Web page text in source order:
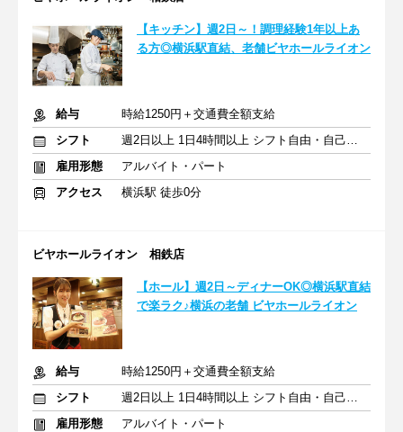
【キッチン】週2日～！調理経験1年以上あ
る方◎横浜駅直結、老舗ビヤホールライオン
給与
時給1250円＋交通費全額支給
シフト
週2日以上 1日4時間以上 シフト自由・自己申告
雇用形態
アルバイト・パート
アクセス
横浜駅 徒歩0分
ビヤホールライオン 相鉄店
【ホール】週2日～ディナーOK◎横浜駅直結
で楽ラク♪横浜の老舗 ビヤホールライオン
給与
時給1250円＋交通費全額支給
シフト
週2日以上 1日4時間以上 シフト自由・自己申告
雇用形態
アルバイト・パート